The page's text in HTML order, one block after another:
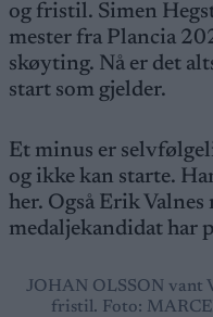
og fristil. Simen
mester fra Plancia
skøyting. Nå er det
start som gjelder.
Et minus er
og ikke kan starte.
her. Også Erik
medaljekandidat har
JOHAN OLSSON vant
fristil. Foto: